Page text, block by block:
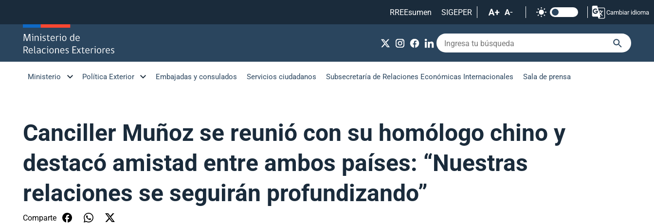
RREEsumen
SIGEPER Cambiar idioma
Ministerio Política Exterior Embajadas y consulados Servicios ciudadanos Subsecretaría de Relaciones Económicas Internacionales Sala de prensa
Canciller Muñoz se reunió con su homólogo chino y
destacó amistad entre ambos países: “Nuestras
relaciones se seguirán profundizando”
Comparte